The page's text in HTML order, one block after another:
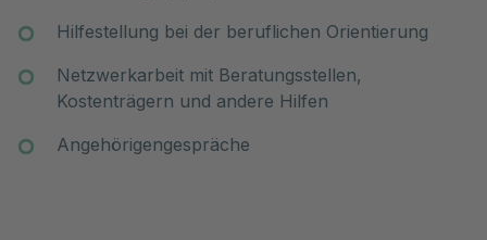
Hilfestellung bei der beruflichen Orientierung
Netzwerkarbeit mit Beratungsstellen,
Kostenträgern und andere Hilfen
Angehörigengespräche